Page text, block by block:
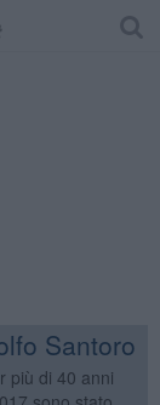
Santoro
più di 40 anni